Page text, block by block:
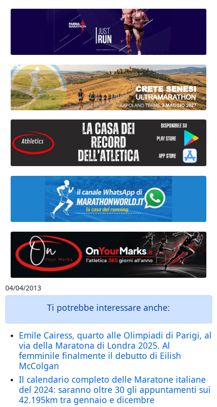
04/04/2013
Ti potrebbe interessare anche:
Emile Cairess, quarto alle Olimpiadi di Parigi, al
via della Maratona di Londra 2025. Al
femminile finalmente il debutto di Eilish
McColgan
Il calendario completo delle Maratone italiane
del 2024: saranno oltre 30 gli appuntamenti sui
42.195km tra gennaio e dicembre